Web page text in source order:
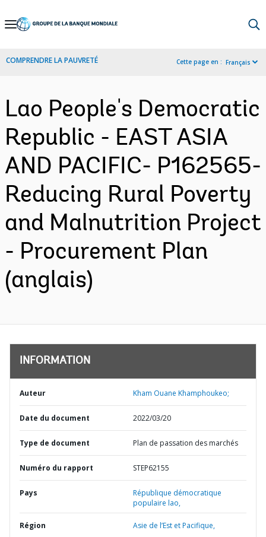
Skip
Navigation
COMPRENDRE LA PAUVRETÉ Cette page en : Français
Lao People's Democratic
Republic - EAST ASIA
AND PACIFIC- P162565-
Reducing Rural Poverty
and Malnutrition Project
- Procurement Plan
(anglais)
INFORMATION
Auteur Kham Ouane Khamphoukeo;
Date du document 2022/03/20
Type de document Plan de passation des marchés
Numéro du rapport STEP62155
Pays
République démocratique
populaire lao,
Région Asie de l’Est et Pacifique,